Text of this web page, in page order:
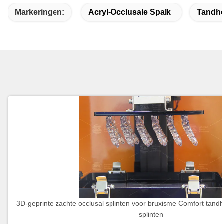
Markeringen: Acryl-Occlusale Spalk
3D-geprinte zachte occlusal splinten voor bruxisme Comfort
splinten